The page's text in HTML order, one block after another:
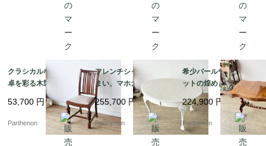
クラシカルな書斎や食
卓を彩る木製椅子。優
美なバルボスレッグが
目を引くオーク材ダイ
ニングチェア【ds57-
53,700 円
Parthenon
フレンチシャビーな佇
まい、マホガニーのエ
クステンション・ダイ
ニングテーブル【t32
4】
255,700 円
Parthenon
希少バールウォールナ
ットの煌めき。美しい
波型天板とツイストレ
ッグのセンターテーブ
ル【t329】
224,900 円
Parthenon